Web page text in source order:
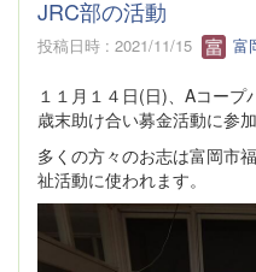
JRC部の活動
投稿日時 : 2021/11/15 富
１１月１４日(日)、Aコー
歳末助け合い募金活動に参
多くの方々のお志は富岡市
祉活動に使われます。